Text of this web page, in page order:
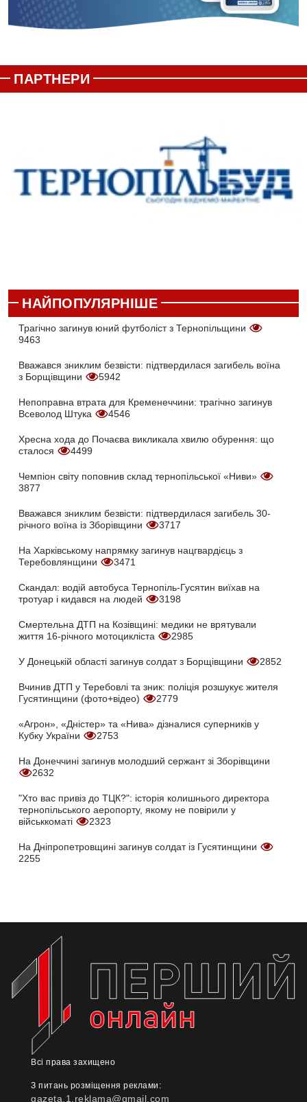
ПАРТНЕРИ
НАЙПОПУЛЯРНІШЕ
Трагічно загинув юний футболіст з Тернопільщини
9463
Вважався зниклим безвісти: підтвердилася загибель воїна
з Борщівщини
5942
Непоправна втрата для Кременеччини: трагічно загинув
Всеволод Штука
4546
Хресна хода до Почаєва викликала хвилю обурення: що
сталося
4499
Чемпіон світу поповнив склад тернопільської «Ниви»
3877
Вважався зниклим безвісти: підтвердилася загибель 30-
річного воїна із Зборівщини
3717
На Харківському напрямку загинув нацгвардієць з
Теребовлянщини
3471
Скандал: водій автобуса Тернопіль-Гусятин виїхав на
тротуар і кидався на людей
3198
Смертельна ДТП на Козівщині: медики не врятували
життя 16-річного мотоцикліста
2985
У Донецькій області загинув солдат з Борщівщини 2852
Вчинив ДТП у Теребовлі та зник: поліція розшукує жителя
Гусятинщини (фото+відео)
2779
«Агрон», «Дністер» та «Нива» дізналися суперників у
Кубку України
2753
На Донеччині загинув молодший сержант зі Зборівщини
2632
"Хто вас привіз до ТЦК?": історія колишнього директора
тернопільського аеропорту, якому не повірили у
військкоматі
2323
На Дніпропетровщині загинув солдат із Гусятинщини
2255
Всі права захищено
З питань розміщення реклами:
gazeta.1.reklama@gmail.com